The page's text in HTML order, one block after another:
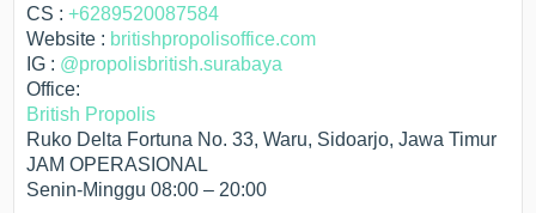
CS :+6289520087584
Website : britishpropolisoffice.com
IG : @propolisbritish.surabaya
Office:
British Propolis
Ruko Delta Fortuna No. 33, Waru, Sidoarjo, Jawa Timur
JAM OPERASIONAL
Senin-Minggu 08:00 – 20:00